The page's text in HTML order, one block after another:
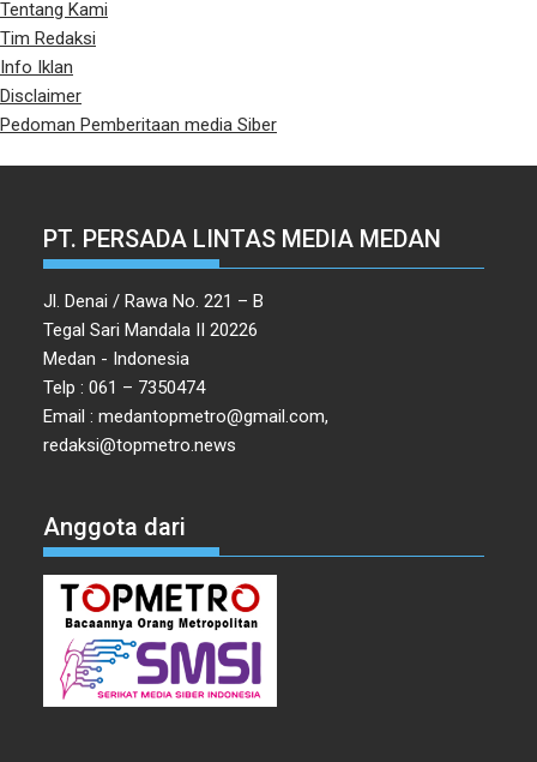
Tentang Kami
Tim Redaksi
Info Iklan
Disclaimer
Pedoman Pemberitaan media Siber
PT. PERSADA LINTAS MEDIA MEDAN
Jl. Denai / Rawa No. 221 – B
Tegal Sari Mandala II 20226
Medan - Indonesia
Telp : 061 – 7350474
Email : medantopmetro@gmail.com,
redaksi@topmetro.news
Anggota dari